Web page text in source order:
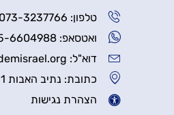
טלפון: 073-3237766
ואטסאפ: 055-6604988
דוא"ל: kedem@kedemisrael.org
כתובת: נתיב האבות 1, כפר סבא
הצהרת נגישות